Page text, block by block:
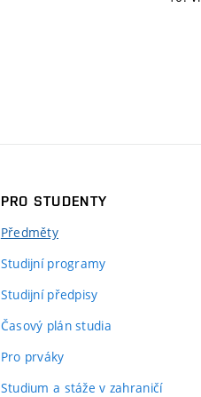
PRO STUDENTY
Předměty
Studijní programy
Studijní předpisy
Časový plán studia
Pro prváky
Studium a stáže v zahraničí